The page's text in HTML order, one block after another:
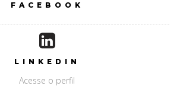
FACEBOOK
LINKEDIN
Acesse o perfil